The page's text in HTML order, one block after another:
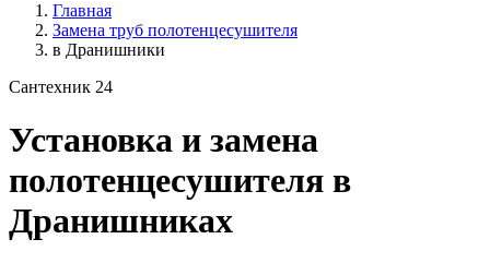
Главная
Замена труб полотенцесушителя
в Дранишники
Сантехник 24
Установка и замена
полотенцесушителя в
Дранишниках